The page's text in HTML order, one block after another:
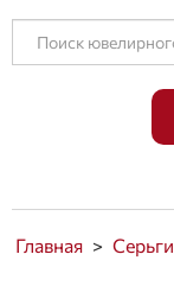
Главная > Серьги